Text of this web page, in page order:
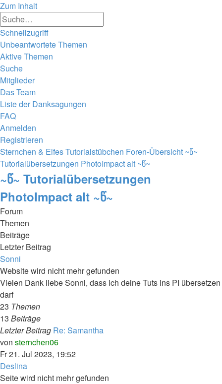
Zum Inhalt
Schnellzugriff
Unbeantwortete Themen
Aktive Themen
Suche
Mitglieder
Das Team
Liste der Danksagungen
FAQ
Anmelden
Registrieren
Sternchen & Elfes Tutorialstübchen Foren-Übersicht ~წ~
Tutorialübersetzungen PhotoImpact alt ~წ~
~წ~ Tutorialübersetzungen
PhotoImpact alt ~წ~
Forum
Themen
Beiträge
Letzter Beitrag
Sonni
Website wird nicht mehr gefunden
Vielen Dank liebe Sonni, dass ich deine Tuts ins PI übersetzen
darf
23 Themen
13 Beiträge
Letzter Beitrag Re: Samantha
von sternchen06Neuester
Beitrag
Fr 21. Jul 2023, 19:52
Deslina
Seite wird nicht mehr gefunden